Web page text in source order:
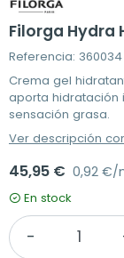
Filorga Hydra
Referencia: 360034
Crema gel
aporta hidratación
sensación grasa.
Ver descripción
45,95 € 0,92 €/
En stock